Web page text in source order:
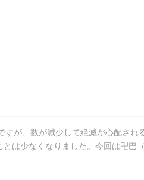
が、数が減少して絶滅が心配され
は少なくなりました。今回は卍巴